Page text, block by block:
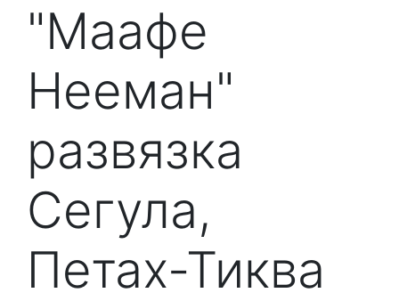
"Маафе
Нееман"
развязка
Сегула,
Петах-Тиква